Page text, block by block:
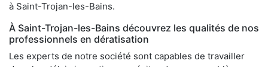
à Saint-Trojan-les-Bains.
À Saint-Trojan-les-Bains découvrez les qualités de nos
professionnels en dératisation
Les experts de notre société sont capables de travailler